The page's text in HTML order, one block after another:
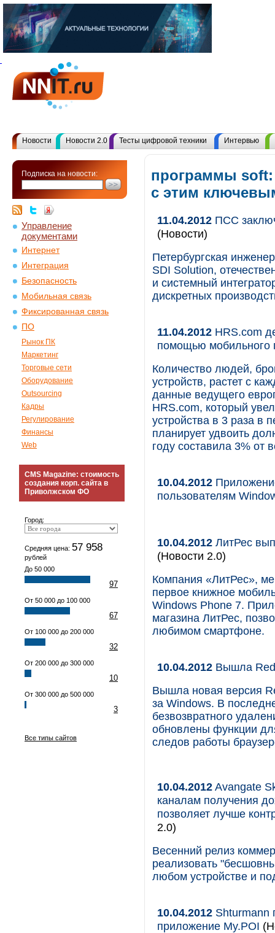
Новости Новости 2.0 Тесты цифровой техники Интервью
Подписка на новости:
Управление
документами
Интернет
Интеграция
Безопасность
Мобильная связь
Фиксированная связь
ПО
Рынок ПК
Маркетинг
Торговые сети
Оборудование
Outsourcing
Кадры
Регулирование
Финансы
Web
CMS Magazine: стоимость
создания корп. сайта в
Приволжском ФО
Город:
Средняя цена: 57 958
рублей
До 50 000
97
От 50 000 до 100 000
67
От 100 000 до 200 000
32
От 200 000 до 300 000
10
От 300 000 до 500 000
3
Все типы сайтов
программы
с этим
11.04.2012 ПСС
(Новости)
Петербургская
SDI Solution,
и системный
дискретных
11.04.2012 HRS.com
помощью мобильного
Количество людей,
устройств, растет с
данные ведущего
HRS.com, который
устройства в 3 раза в
планирует удвоить
году составила 3% от
10.04.2012
пользователям
10.04.2012 ЛитРес
(Новости 2.0)
Компания «ЛитРес»,
первое книжное
Windows Phone 7.
магазина ЛитРес,
любимом смартфоне.
10.04.2012 Вышла
Вышла новая версия
за Windows. В
безвозвратного
обновлены функции
следов работы
10.04.2012Avangate
каналам получения
позволяет лучше
2.0)
Весенний релиз
реализовать
любом устройстве и
10.04.2012 Shturmann
приложение My.POI